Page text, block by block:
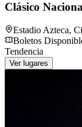
Clásico
Estadio Azteca,
Boletos
Tendencia
Ver lugares